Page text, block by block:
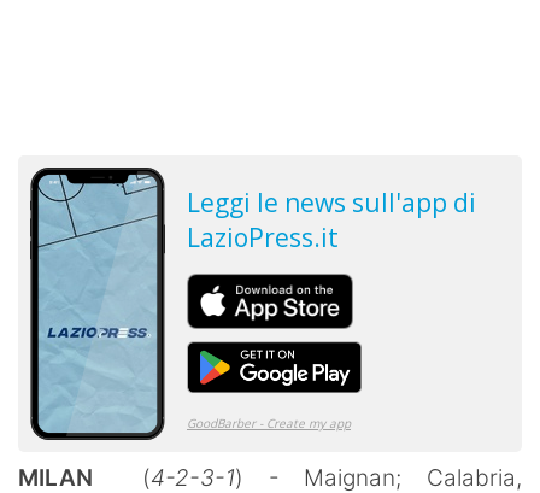
MILAN (4-2-3-1) - Maignan; Calabria,